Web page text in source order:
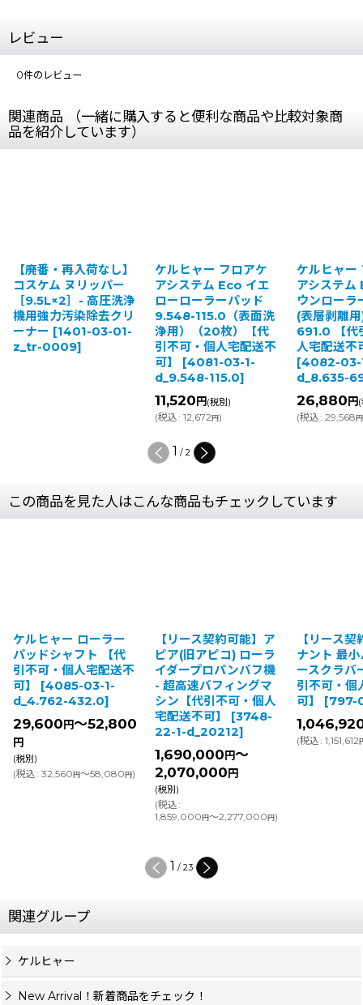
レビュー
0件のレビュー
関連商品 （一緒に購入すると便利な商品や比較対象商
品を紹介しています）
入荷なし】
リッパー
- 高圧洗浄
染除去クリ
03-01-
ケルヒャー フロアケ
アシステム Eco イエ
ローローラーパッド
9.548-115.0（表面洗
浄用）（20枚）【代
引不可・個人宅配送不
4081-03-1-
d_9.548-115.0]
ケルヒャー フロアケ
アシステム Eco ブラ
ウンローラーパッド
(表層剥離用) 8.635-
691.0 【代引不可・個
人宅配送不可】
[4082-03-1-
d_8.635-691.0]
26,880 (税別)
)
2 /2
この商品を見た人はこんな商品もチェックしています
ケルヒャー ローラー
パッドシャフト 【代
引不可・個人宅配送不
可】
[4085-03-1-
d_4.762-432.0]
29,600円～52,800
円
(税別)
(税込: 32,560円～58,080円)
【リース契約可能】ア
ピア(旧アピコ) ローラ
イダープロパンバフ機
- 超高速バフィングマ
シン【代引不可・個人
宅配送不可】
[3748-
22-1-d_20212]
1,690,000円～
2,070,000円
(税別)
(税込:
1,859,000円～2,277,000円)
【リース
ナント 最
ースクラバ
引不可・個
可】
[797-
(税込: 1,151,612
1 / 23
関連グループ
ケルヒャー
New Arrival！新着商品をチェック！